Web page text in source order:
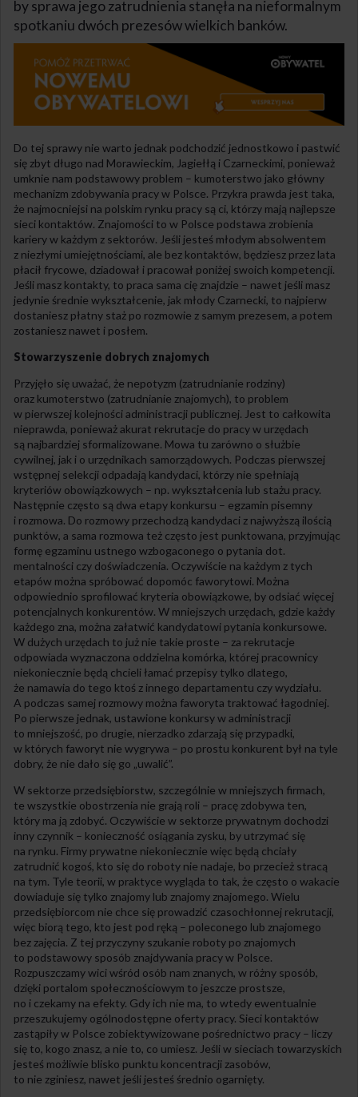
by sprawa jego zatrudnienia stanęła na nieformalnym
spotkaniu dwóch prezesów wielkich banków.
Do tej sprawy nie warto jednak podchodzić jednostkowo i pastwić
się zbyt długo nad Morawieckim, Jagiełłą i Czarneckimi, ponieważ
umknie nam podstawowy problem – kumoterstwo jako główny
mechanizm zdobywania pracy w Polsce. Przykra prawda jest taka,
że najmocniejsi na polskim rynku pracy są ci, którzy mają najlepsze
sieci kontaktów. Znajomości to w Polsce podstawa zrobienia
kariery w każdym z sektorów. Jeśli jesteś młodym absolwentem
z niezłymi umiejętnościami, ale bez kontaktów, będziesz przez lata
płacił frycowe, dziadował i pracował poniżej swoich kompetencji.
Jeśli masz kontakty, to praca sama cię znajdzie – nawet jeśli masz
jedynie średnie wykształcenie, jak młody Czarnecki, to najpierw
dostaniesz płatny staż po rozmowie z samym prezesem, a potem
zostaniesz nawet i posłem.
Stowarzyszenie dobrych znajomych
Przyjęło się uważać, że nepotyzm (zatrudnianie rodziny)
oraz kumoterstwo (zatrudnianie znajomych), to problem
w pierwszej kolejności administracji publicznej. Jest to całkowita
nieprawda, ponieważ akurat rekrutacje do pracy w urzędach
są najbardziej sformalizowane. Mowa tu zarówno o służbie
cywilnej, jak i o urzędnikach samorządowych. Podczas pierwszej
wstępnej selekcji odpadają kandydaci, którzy nie spełniają
kryteriów obowiązkowych – np. wykształcenia lub stażu pracy.
Następnie często są dwa etapy konkursu – egzamin pisemny
i rozmowa. Do rozmowy przechodzą kandydaci z najwyższą ilością
punktów, a sama rozmowa też często jest punktowana, przyjmując
formę egzaminu ustnego wzbogaconego o pytania dot.
mentalności czy doświadczenia. Oczywiście na każdym z tych
etapów można spróbować dopomóc faworytowi. Można
odpowiednio sprofilować kryteria obowiązkowe, by odsiać więcej
potencjalnych konkurentów. W mniejszych urzędach, gdzie każdy
każdego zna, można załatwić kandydatowi pytania konkursowe.
W dużych urzędach to już nie takie proste – za rekrutacje
odpowiada wyznaczona oddzielna komórka, której pracownicy
niekoniecznie będą chcieli łamać przepisy tylko dlatego,
że namawia do tego ktoś z innego departamentu czy wydziału.
A podczas samej rozmowy można faworyta traktować łagodniej.
Po pierwsze jednak, ustawione konkursy w administracji
to mniejszość, po drugie, nierzadko zdarzają się przypadki,
w których faworyt nie wygrywa – po prostu konkurent był na tyle
dobry, że nie dało się go „uwalić”.
W sektorze przedsiębiorstw, szczególnie w mniejszych firmach,
te wszystkie obostrzenia nie grają roli – pracę zdobywa ten,
który ma ją zdobyć. Oczywiście w sektorze prywatnym dochodzi
inny czynnik – konieczność osiągania zysku, by utrzymać się
na rynku. Firmy prywatne niekoniecznie więc będą chciały
zatrudnić kogoś, kto się do roboty nie nadaje, bo przecież stracą
na tym. Tyle teorii, w praktyce wygląda to tak, że często o wakacie
dowiaduje się tylko znajomy lub znajomy znajomego. Wielu
przedsiębiorcom nie chce się prowadzić czasochłonnej rekrutacji,
więc biorą tego, kto jest pod ręką – poleconego lub znajomego
bez zajęcia. Z tej przyczyny szukanie roboty po znajomych
to podstawowy sposób znajdywania pracy w Polsce.
Rozpuszczamy wici wśród osób nam znanych, w różny sposób,
dzięki portalom społecznościowym to jeszcze prostsze,
no i czekamy na efekty. Gdy ich nie ma, to wtedy ewentualnie
przeszukujemy ogólnodostępne oferty pracy. Sieci kontaktów
zastąpiły w Polsce zobiektywizowane pośrednictwo pracy – liczy
się to, kogo znasz, a nie to, co umiesz. Jeśli w sieciach towarzyskich
jesteś możliwie blisko punktu koncentracji zasobów,
to nie zginiesz, nawet jeśli jesteś średnio ogarnięty.